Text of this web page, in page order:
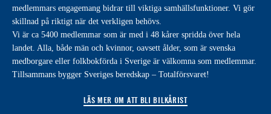
medlemmars engagemang bidrar till viktiga samhällsfunktioner. Vi gör
skillnad på riktigt när det verkligen behövs.
Vi är ca 5400 medlemmar som är med i 48 kårer spridda över hela
landet. Alla, både män och kvinnor, oavsett ålder, som är svenska
medborgare eller folkbokförda i Sverige är välkomna som medlemmar.
Tillsammans bygger Sveriges beredskap – Totalförsvaret!
LÄS MER OM ATT BLI BILKÅRIST